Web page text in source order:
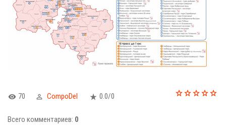
70 CompoDel 0.0/0
Всего комментариев: 0